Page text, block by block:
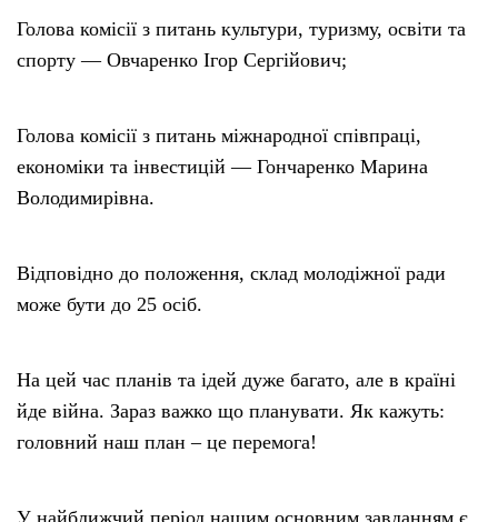
Голова комісії з питань культури, туризму, освіти та
спорту — Овчаренко Ігор Сергійович;
Голова комісії з питань міжнародної співпраці,
економіки та інвестицій — Гончаренко Марина
Володимирівна.
Відповідно до положення, склад молодіжної ради
може бути до 25 осіб.
На цей час планів та ідей дуже багато, але в країні
йде війна. Зараз важко що планувати. Як кажуть:
головний наш план – це перемога!
У найближчий період нашим основним завданням є